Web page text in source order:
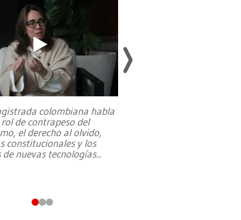
colombiana habla
de contrapeso del
el derecho al olvido,
constitucionales y los
de nuevas tecnologías...